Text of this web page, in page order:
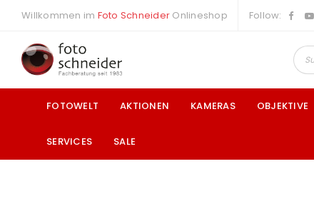
Willkommen im Foto Schneider Onlineshop Follow:
FOTOWELT AKTIONEN KAMERAS OBJEKTIVE
SERVICES SALE